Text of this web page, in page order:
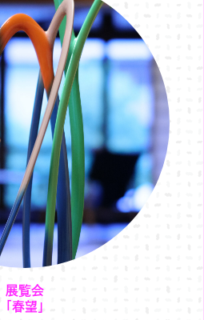
展覧会
「春望」